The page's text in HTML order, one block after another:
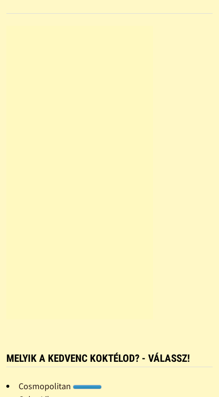
MELYIK A KEDVENC KOKTÉLOD? - VÁLASSZ!
Cosmopolitan